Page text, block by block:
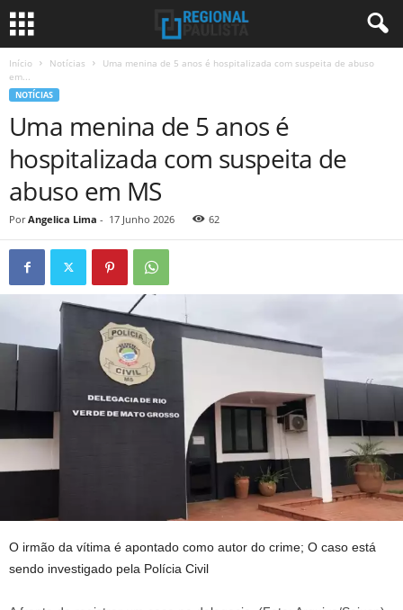
Início Notícias
Uma menina de 5 anos é hospitalizada com suspeita de abuso
em...
NOTÍCIAS
Uma menina de 5 anos é
hospitalizada com suspeita de
abuso em MS
Por Angelica Lima - 17 Junho 2026 62
O irmão da vítima é apontado como autor do crime; O caso está
sendo investigado pela Polícia Civil